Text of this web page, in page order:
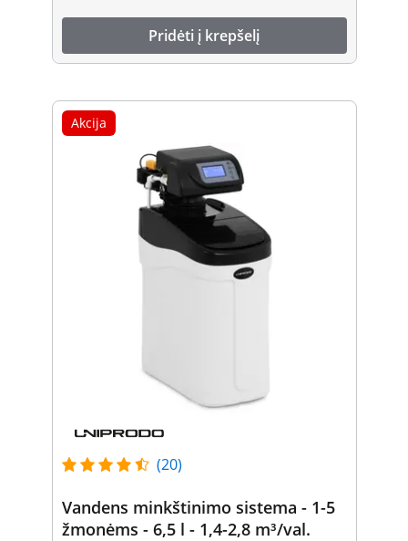
Pridėti į krepšelį
Akcija
(20)
Vandens minkštinimo sistema - 1-5
žmonėms - 6,5 l - 1,4-2,8 m³/val.